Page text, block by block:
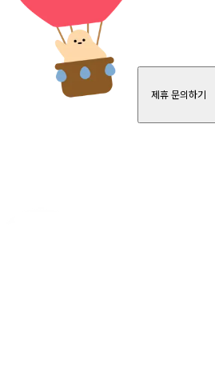
제휴 문의하기